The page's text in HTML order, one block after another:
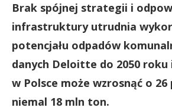
Brak spójnej strategii i
infrastruktury utrudnia
potencjału odpadów
danych Deloitte do 2050 roku
w Polsce może wzrosnąć o 26
niemal 18 mln ton.